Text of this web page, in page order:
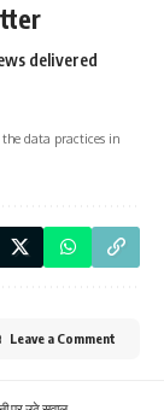
delivered
data practices in
Leave a Comment